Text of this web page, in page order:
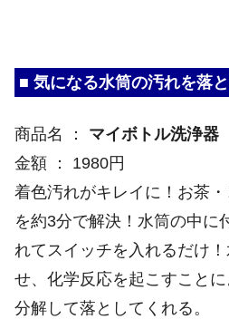
■ 気になる水筒の汚れを落
商品名 ： マイボトル洗浄器
金額 ： 1980円
着色汚れがキレイに！お茶
を約3分で解決！水筒の中に
れてスイッチを入れるだけ
せ、化学反応を起こすこと
分解して落としてくれる。